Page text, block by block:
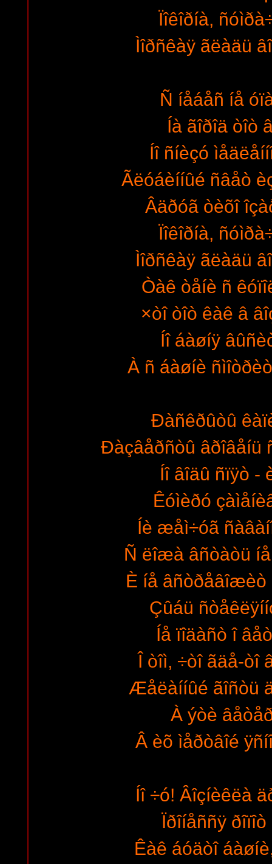
Ïîêîðíà,
Ìîðñêàÿ ãëàäü
Ñ íåáåñ íå
Íà ãîðîä òîò
Íî ñíèçó
Ãëóáèííûé ñâåò
Âäðóã òèõî
Ïîêîðíà,
Ìîðñêàÿ ãëàäü
Òàê òåíè ñ
×òî òîò êàê â
Íî áàøíÿ
À ñ áàøíè
Ðàñêðûòû
Ðàçâåðñòû âðîâåíü
Íî âîäû ñïÿò -
Êóìèðó
Íè æåì÷óã
Ñ ëîæà âñòàòü
È íå
Çûáü
Íå ïîäàñò î
Î òîì, ÷òî ãäå-òî
Æåëàííûé ãîñòü
À ýòè
Â èõ ìåðòâîé
Íî ÷ó! Âîçíèêëà
Ïðîíåññÿ ðîïîò
Êàê áóäòî